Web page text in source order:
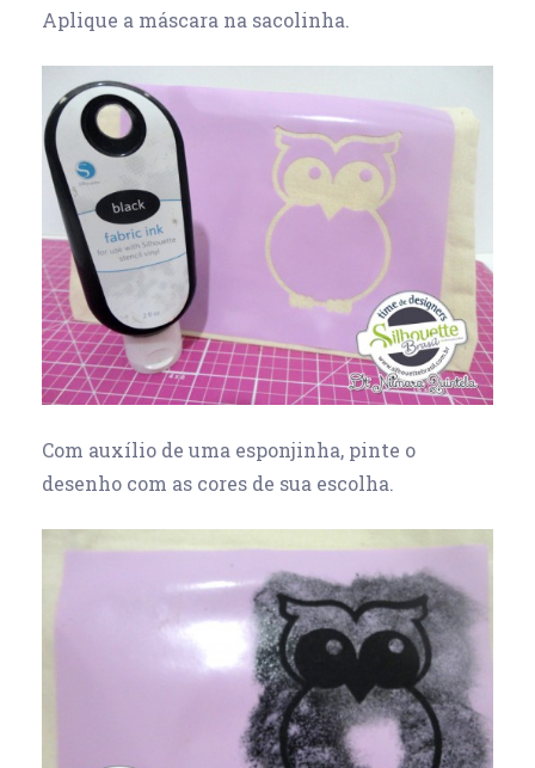
Aplique a máscara na sacolinha.
Com auxílio de uma esponjinha, pinte o
desenho com as cores de sua escolha.